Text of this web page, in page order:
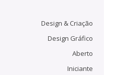
Design & Criação
Design Gráfico
Aberto
Iniciante